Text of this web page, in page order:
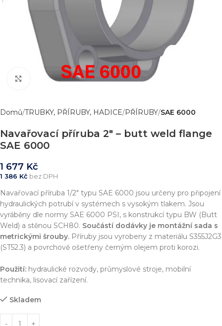
Zvětšit obrázek
Domů TRUBKY, PŘÍRUBY, HADICE PŘÍRUBY SAE 6000
Navařovací příruba 2″ – butt weld flange
SAE 6000
1 677 Kč
1 386 Kč bez DPH
Navařovací příruba 1/2″ typu SAE 6000 jsou určeny pro připojení
hydraulických potrubí v systémech s vysokým tlakem. Jsou
vyráběny dle normy SAE 6000 PSI, s konstrukcí typu BW (Butt
Weld) a stěnou SCH80. Součástí dodávky je montážní sada s
metrickými šrouby. Příruby jsou vyrobeny z materiálu S355J2G3
(ST52.3) a povrchově ošetřeny černým olejem proti korozi.
Použití: hydraulické rozvody, průmyslové stroje, mobilní
technika, lisovací zařízení.
Skladem